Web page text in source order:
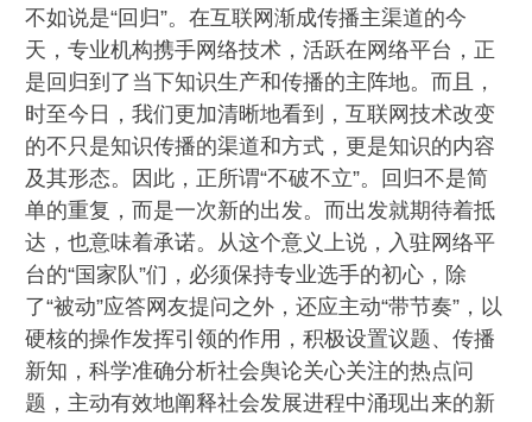
不如说是“回归”。在互联网渐成传播主渠道的今
天，专业机构携手网络技术，活跃在网络平台，正
是回归到了当下知识生产和传播的主阵地。而且，
时至今日，我们更加清晰地看到，互联网技术改变
的不只是知识传播的渠道和方式，更是知识的内容
及其形态。因此，正所谓“不破不立”。回归不是简
单的重复，而是一次新的出发。而出发就期待着抵
达，也意味着承诺。从这个意义上说，入驻网络平
台的“国家队”们，必须保持专业选手的初心，除
了“被动”应答网友提问之外，还应主动“带节奏”，以
硬核的操作发挥引领的作用，积极设置议题、传播
新知，科学准确分析社会舆论关心关注的热点问
题，主动有效地阐释社会发展进程中涌现出来的新